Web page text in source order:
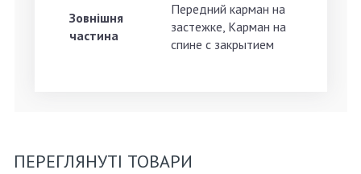
Зовнішня
частина
Передний карман на
застежке, Карман на
спине с закрытием
ПЕРЕГЛЯНУТІ ТОВАРИ